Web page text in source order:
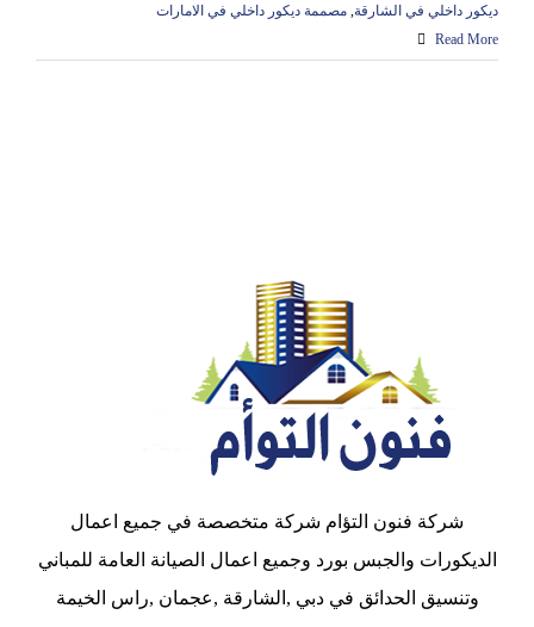
ديكور داخلي في الشارقة, مصممة ديكور داخلي في الامارات
Read More
شركة فنون التؤام شركة متخصصة في جميع اعمال
الديكورات والجبس بورد وجميع اعمال الصيانة العامة للمباني
وتنسيق الحدائق في دبي ,الشارقة ,عجمان ,راس الخيمة